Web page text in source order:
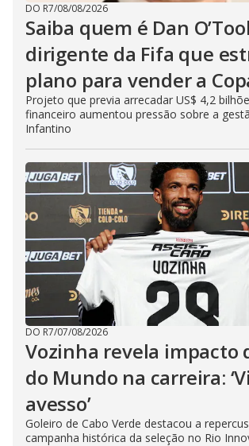
DO R7/08/08/2026
Saiba quem é Dan
dirigente da Fifa que
plano para vender a
Projeto que previa arrecadar US$ 4,2
financeiro aumentou pressão sobre a
Infantino
DO R7/07/08/2026
Vozinha revela impacto
do Mundo na carreira:
avesso’
Goleiro de Cabo Verde destacou a
campanha histórica da seleção no Rio